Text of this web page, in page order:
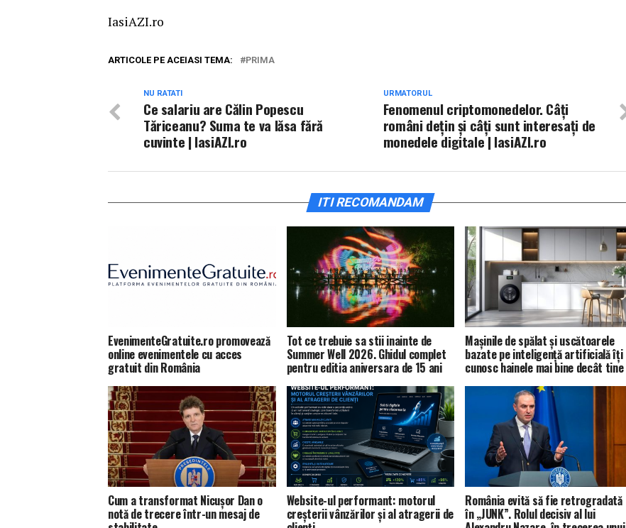
IasiAZI.ro
ARTICOLE PE ACEIASI TEMA: PRIMA
URMATORUL
Fenomenul criptomonedelor. Câți
români dețin și câți sunt interesați de
monedele digitale | IasiAZI.ro
NU RATATI
Ce salariu are Călin Popescu
Tăriceanu? Suma te va lăsa fără
cuvinte | IasiAZI.ro
ITI RECOMANDAM
EvenimenteGratuite.ro promovează
online evenimentele cu acces
gratuit din România
Tot ce trebuie sa stii inainte de
Summer Well 2026. Ghidul complet
pentru editia aniversara de 15 ani
Mașinile de spălat și uscătoarele
bazate pe inteligență artificială îți
cunosc hainele mai bine decât tine
Cum a transformat Nicușor Dan o
notă de trecere într-un mesaj de
Website-ul performant: motorul
creșterii vânzărilor și al atragerii de
România evită să fie retrogradată
în „JUNK”. Rolul decisiv al lui